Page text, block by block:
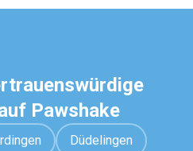
Pawshake
Düdelingen